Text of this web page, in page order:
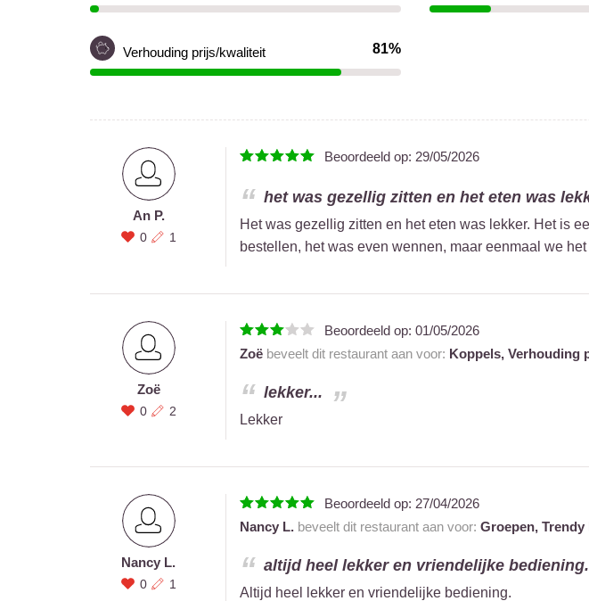
Verhouding prijs/kwaliteit 81%
An P.
0 1
Beoordeeld op: 29/05/2026
het was gezellig zitten en het eten was
Het was gezellig zitten en het eten was lekker. Het is
bestellen, het was even wennen, maar eenmaal we
Zoë
0 2
Beoordeeld op: 01/05/2026
Zoëbeveelt dit restaurant aan voor: Koppels, Verhouding
lekker...
Lekker
Nancy L.
0 1
Beoordeeld op: 27/04/2026
Nancy L.beveelt dit restaurant aan voor: Groepen, Trendy
altijd heel lekker en vriendelijke
Altijd heel lekker en vriendelijke bediening.